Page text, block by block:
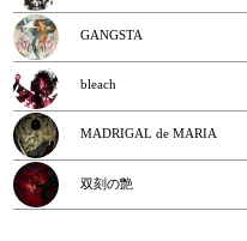
GANGSTA
bleach
MADRIGAL de MARIA
双刻の艶